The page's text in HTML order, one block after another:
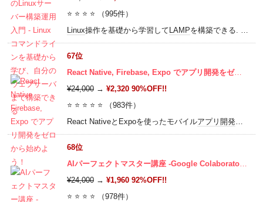
⭐ ⭐ ⭐ ⭐ （995件）
Linux操作を基礎から学習して LAMPを構築できる. さくらの
67位
React Native, Firebase, Expo でアプリ開発をゼロから始めよう！
¥24,000→ ¥2,320 90%OFF!!
⭐ ⭐ ⭐ ⭐ ⭐ （983件）
React NativeとExpoを使ったモバイルアプリ開発のオー
68位
AIパーフェクトマスター講座 -Google Colaboratoryで隅々まで学ぶ実用的な人工知能/機械学習-
¥24,000→ ¥1,960 92%OFF!!
⭐ ⭐ ⭐ ⭐ （978件）